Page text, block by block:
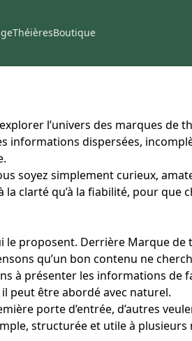
ThéièresBoutique
l’univers des marques de
dispersées,
soyez simplement curieux,
clarté qu’à la fiabilité, pour que
proposent. Derrière Marque
qu’un bon contenu ne
à présenter les informations de
peut être abordé avec naturel.
porte d’entrée, d’autres
structurée et utile à plusieurs